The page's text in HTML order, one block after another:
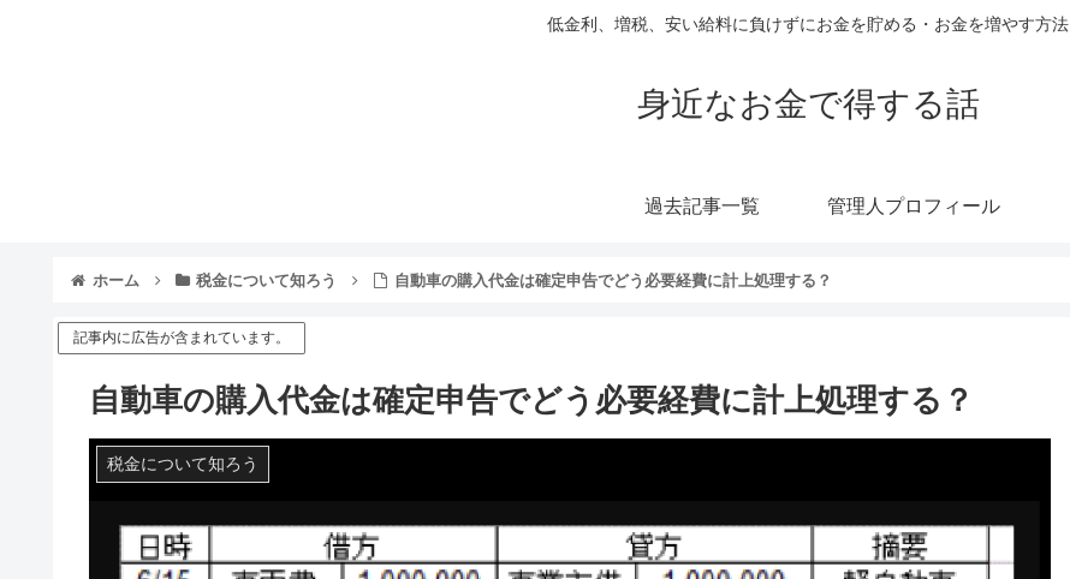
低金利、増税、安い給料に負けずにお金を貯める・お金を増やす方法
身近なお金で得する話
過去記事一覧 管理人プロフィール
ホーム 税金について知ろう 自動車の購入代金は確定申告でどう必要経費に計上処理する？
記事内に広告が含まれています。
自動車の購入代金は確定申告でどう必要経費に計上処理する？
税金について知ろう